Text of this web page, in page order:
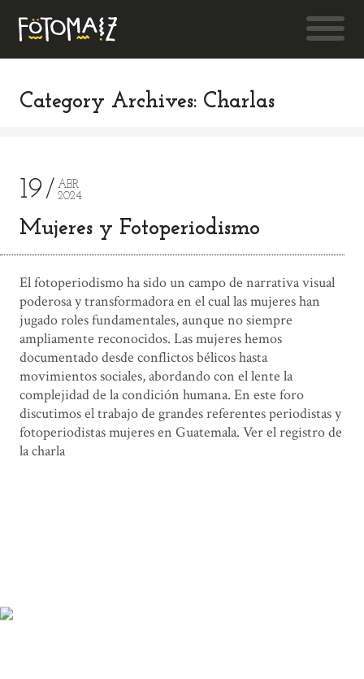
Category Archives: Charlas
19
ABR
2024
Mujeres y Fotoperiodismo
El fotoperiodismo ha sido un campo de narrativa visual
poderosa y transformadora en el cual las mujeres han
jugado roles fundamentales, aunque no siempre
ampliamente reconocidos. Las mujeres hemos
documentado desde conflictos bélicos hasta
movimientos sociales, abordando con el lente la
complejidad de la condición humana. En este foro
discutimos el trabajo de grandes referentes periodistas y
fotoperiodistas mujeres en Guatemala. Ver el registro de
la charla